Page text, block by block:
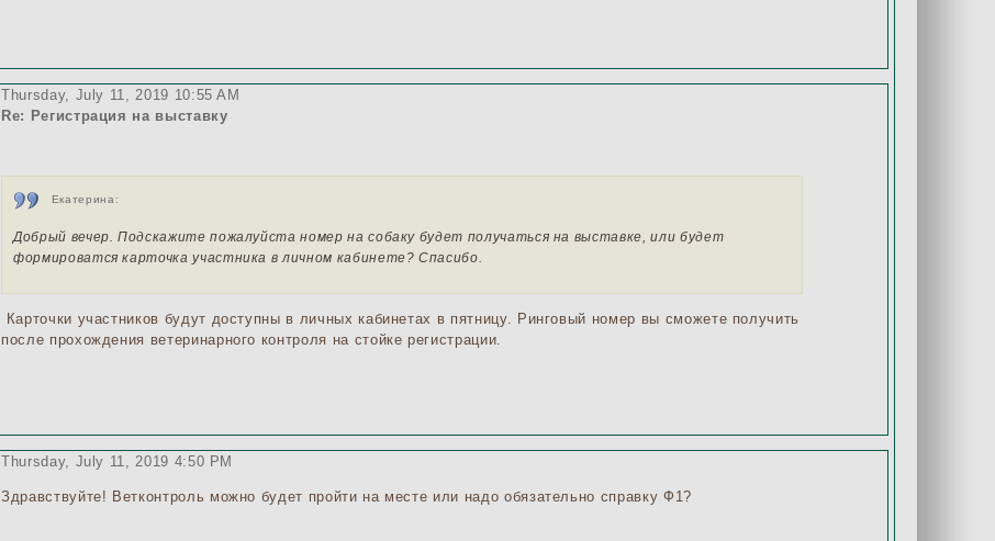
Thursday, July 11, 2019 10:55 AM
Re: Регистрация на выставку
Екатерина:
Добрый вечер. Подскажите пожалуйста номер на собаку будет получаться на выставке, или будет
формироватся карточка участника в личном кабинете? Спасибо.
Карточки участников будут доступны в личных кабинетах в пятницу. Ринговый номер вы сможете получить
после прохождения ветеринарного контроля на стойке регистрации.
Thursday, July 11, 2019 4:50 PM
Здравствуйте! Ветконтроль можно будет пройти на месте или надо обязательно справку Ф1?